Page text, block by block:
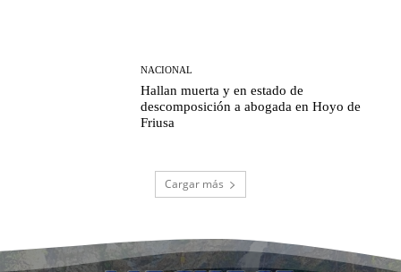
NACIONAL
Hallan muerta y en estado de
descomposición a abogada en Hoyo de
Friusa
Cargar más